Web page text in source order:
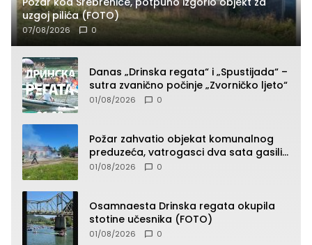
uzgoj pilića (FOTO)
07/08/2026 0
Danas „Drinska regata“ i „Spustijada“ –
sutra zvanično počinje „Zvorničko ljeto“
01/08/2026 0
Požar zahvatio objekat komunalnog
preduzeća, vatrogasci dva sata gasili
vatru (FOTO)
01/08/2026 0
Osamnaesta Drinska regata okupila
stotine učesnika (FOTO)
01/08/2026 0